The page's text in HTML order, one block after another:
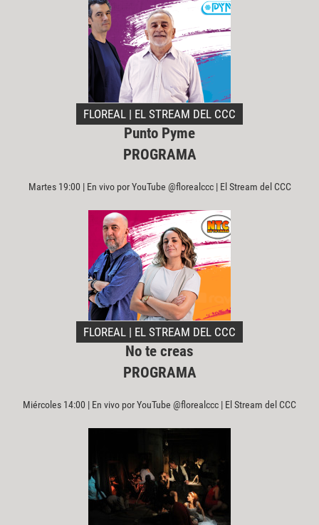
FLOREAL | EL STREAM DEL CCC
Punto Pyme
PROGRAMA
Martes 19:00 | En vivo por YouTube @florealccc | El Stream del CCC
FLOREAL | EL STREAM DEL CCC
No te creas
PROGRAMA
Miércoles 14:00 | En vivo por YouTube @florealccc | El Stream del CCC